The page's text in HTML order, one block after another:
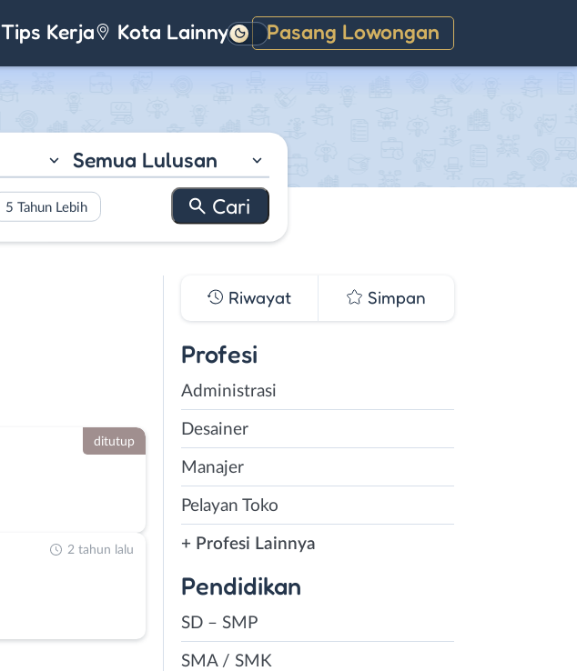
Tips Kerja Kota Lainnya Pasang Lowongan
Gelap
Semua Lulusan
5 Tahun Lebih
ditutup
2 tahun lalu
Riwayat Simpan
Profesi
Administrasi
Desainer
Manajer
Pelayan Toko
+ Profesi Lainnya
Pendidikan
SD – SMP
SMA / SMK